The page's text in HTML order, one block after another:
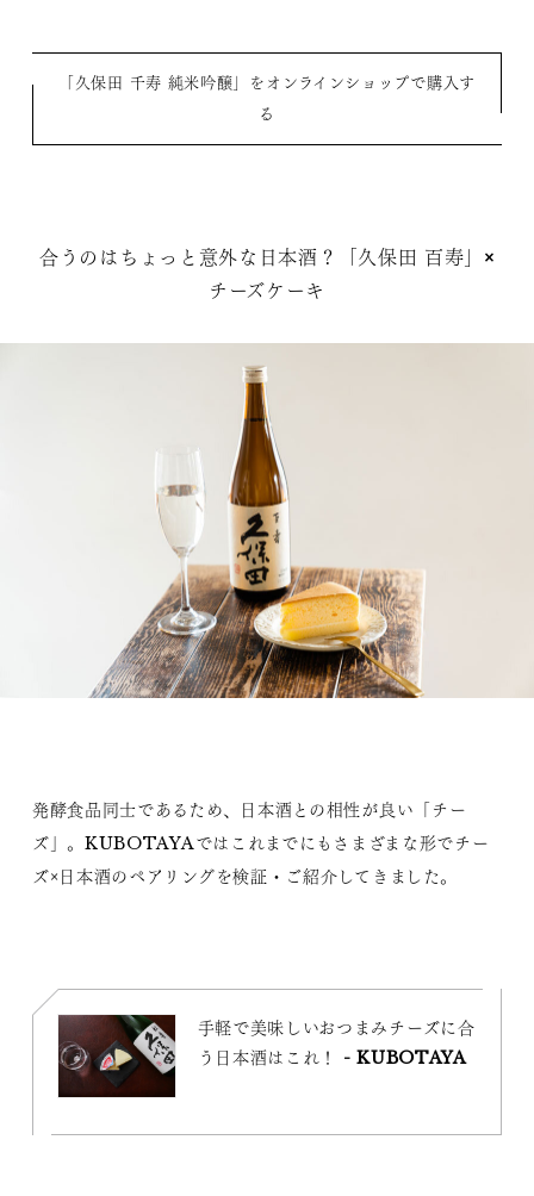
「久保田 千寿 純米吟醸」をオンラインショップで購入す
る
合うのはちょっと意外な日本酒？「久保田 百寿」×
チーズケーキ
発酵食品同士であるため、日本酒との相性が良い「チー
ズ」。KUBOTAYAではこれまでにもさまざまな形でチー
ズ×日本酒のペアリングを検証・ご紹介してきました。
手軽で美味しいおつまみチーズに合
う日本酒はこれ！ - KUBOTAYA